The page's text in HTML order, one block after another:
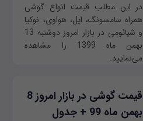
در این مطلب قیمت انواع گوشی
همراه سامسونگ، اپل، هواوی، نوکیا
و شیائومی در بازار امروز ‌‌‌دوشنبه 13
بهمن ماه 1399 را مشاهده
می‌نمایید.
قیمت گوشی در بازار امروز 8
بهمن ماه 99 + جدول